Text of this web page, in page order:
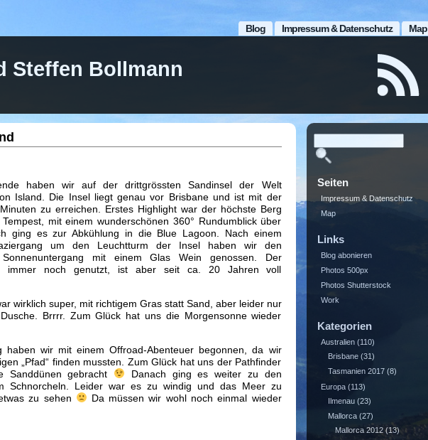
Map
Impressum & Datenschutz
Blog
Steffen Bollmann
haben wir auf der drittgrössten Sandinsel der Welt
Island. Die Insel liegt genau vor Brisbane und ist mit der
zu erreichen. Erstes Highlight war der höchste Berg
mit einem wunderschönen 360° Rundumblick über
ging es zur Abkühlung in die Blue Lagoon. Nach einem
um den Leuchtturm der Insel haben wir den
Sonnenuntergang mit einem Glas Wein genossen. Der
immer noch genutzt, ist aber seit ca. 20 Jahren voll
wirklich super, mit richtigem Gras statt Sand, aber leider nur
Brrrr. Zum Glück hat uns die Morgensonne wieder
haben wir mit einem Offroad-Abenteuer begonnen, da wir
„Pfad“ finden mussten. Zum Glück hat uns der Pathfinder
Sanddünen gebracht
Danach ging es weiter zu den
Schnorcheln. Leider war es zu windig und das Meer zu
zu sehen
Da müssen wir wohl noch einmal wieder
Seiten
Impressum & Datenschutz
Map
Links
Blog abonieren
Photos 500px
Photos Shutterstock
Work
Kategorien
Australien(110)
Brisbane(31)
Tasmanien 2017(8)
Europa(113)
Ilmenau(23)
Mallorca(27)
Mallorca 2012(13)